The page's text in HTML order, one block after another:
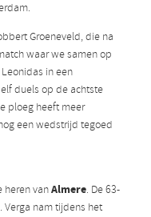
Groeneveld, die na
waar we samen op
in een
duels op de achtste
ploeg heeft meer
een wedstrijd tegoed
heren vanAlmere. De 63-
Verga nam tijdens het